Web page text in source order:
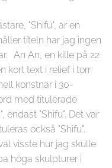
"Shifu", är en
titeln har jag ingen
An An, en kille på 22
kort text i relief i torr
konstnär i 30-
med titulerade
endast "Shifu". Det var
också "Shifu".
visste hur jag skulle
höga skulpturer i